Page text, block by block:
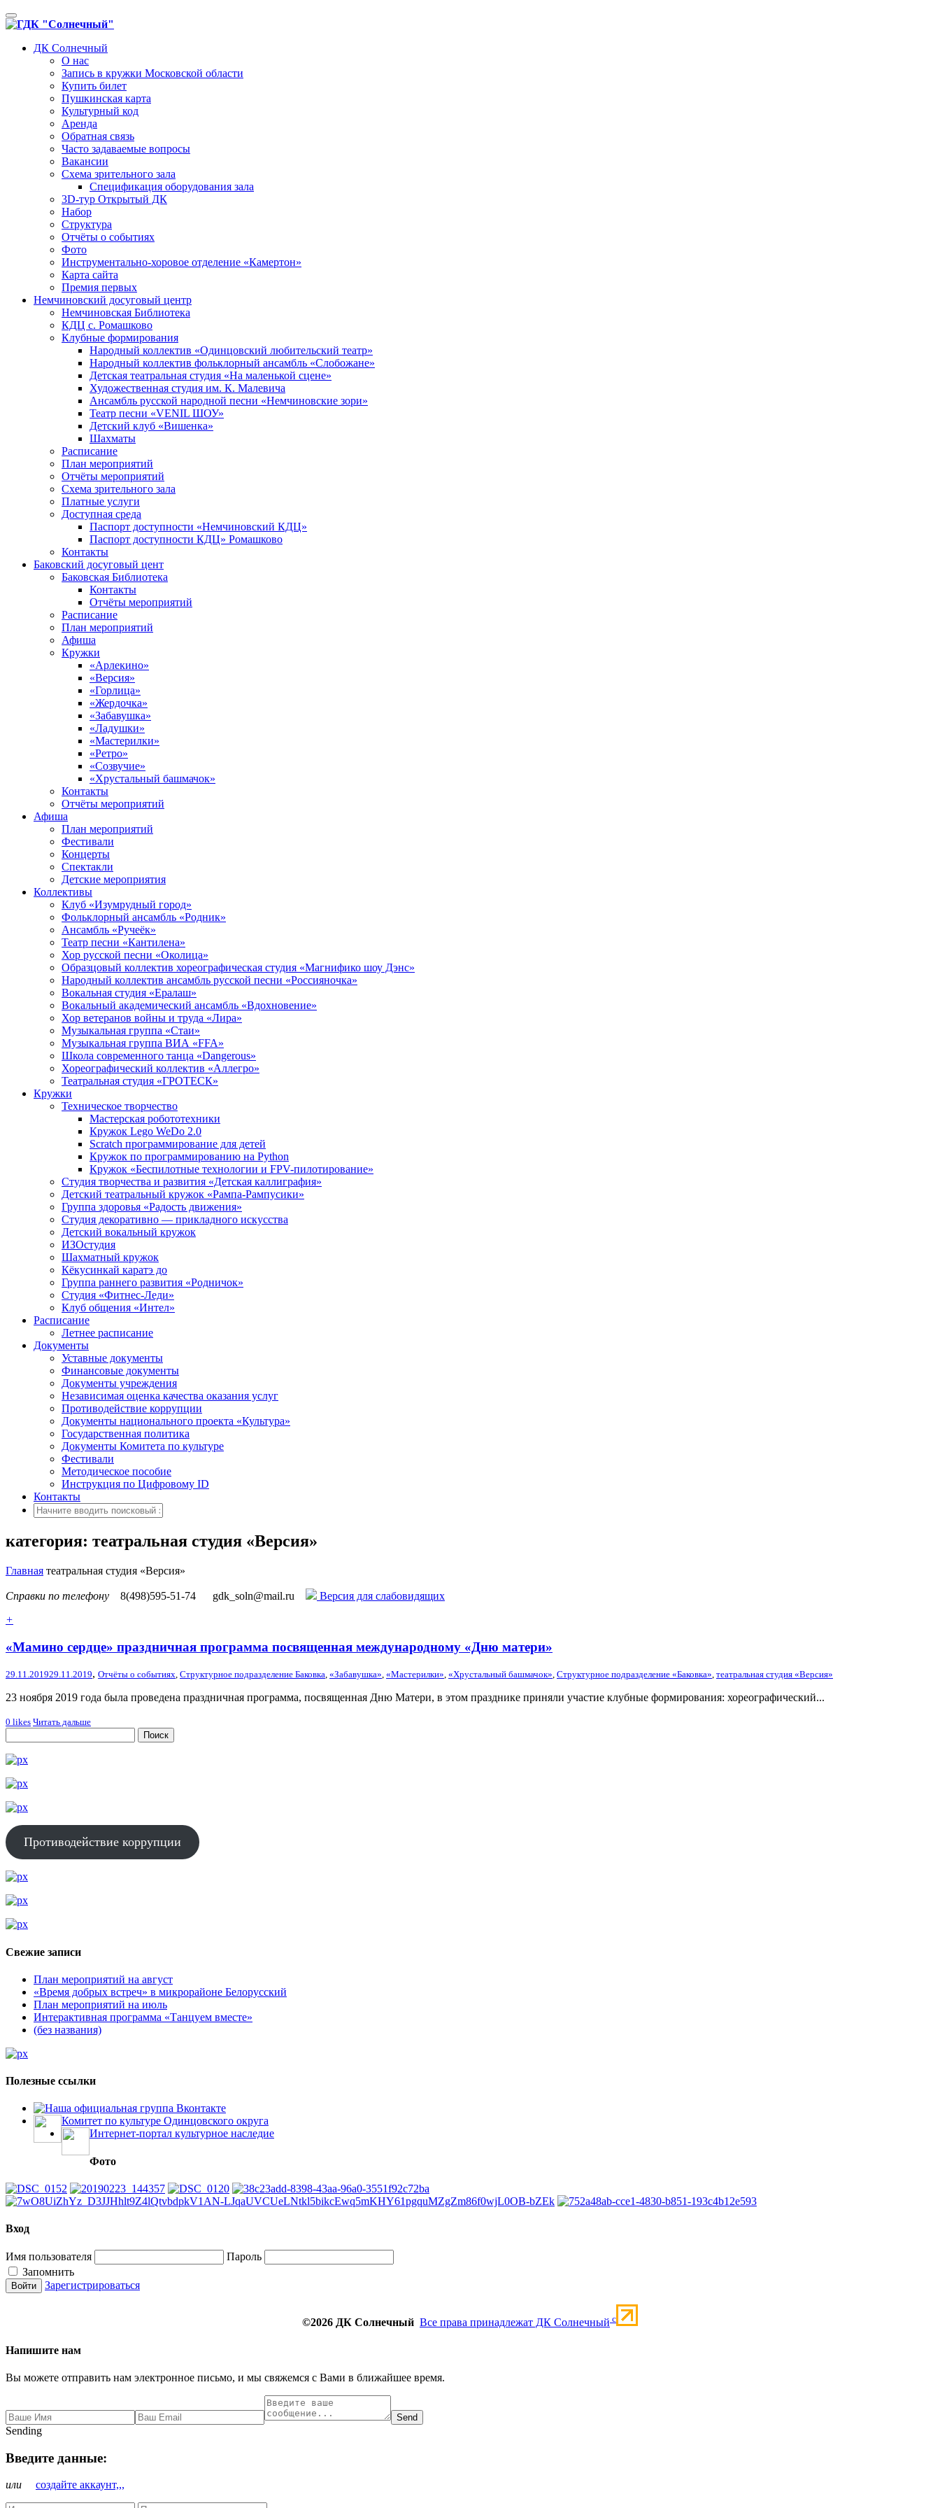
Toggle
navigation
ДК Солнечный
О нас
Запись в кружки Московской области
Купить билет
Пушкинская карта
Культурный код
Аренда
Обратная связь
Часто задаваемые вопросы
Вакансии
Схема зрительного зала
Спецификация оборудования зала
3D-тур Открытый ДК
Набор
Структура
Отчёты о событиях
Фото
Инструментально-хоровое отделение «Камертон»
Карта сайта
Премия первых
Немчиновский досуговый центр
Немчиновская Библиотека
КДЦ с. Ромашково
Клубные формирования
Народный коллектив «Одинцовский любительский театр»
Народный коллектив фольклорный ансамбль «Слобожане»
Детская театральная студия «На маленькой сцене»
Художественная студия им. К. Малевича
Ансамбль русской народной песни «Немчиновские зори»
Театр песни «VENIL ШОУ»
Детский клуб «Вишенка»
Шахматы
Расписание
План мероприятий
Отчёты мероприятий
Схема зрительного зала
Платные услуги
Доступная среда
Паспорт доступности «Немчиновский КДЦ»
Паспорт доступности КДЦ» Ромашково
Контакты
Баковский досуговый цент
Баковская Библиотека
Контакты
Отчёты мероприятий
Расписание
План мероприятий
Афиша
Кружки
«Арлекино»
«Версия»
«Горлица»
«Жердочка»
«Забавушка»
«Ладушки»
«Мастерилки»
«Ретро»
«Созвучие»
«Хрустальный башмачок»
Контакты
Отчёты мероприятий
Афиша
План мероприятий
Фестивали
Концерты
Спектакли
Детские мероприятия
Коллективы
Клуб «Изумрудный город»
Фольклорный ансамбль «Родник»
Ансамбль «Ручеёк»
Театр песни «Кантилена»
Хор русской песни «Околица»
Образцовый коллектив хореографическая студия «Магнифико шоу Дэнс»
Народный коллектив ансамбль русской песни «Россияночка»
Вокальная студия «Ералаш»
Вокальный академический ансамбль «Вдохновение»
Хор ветеранов войны и труда «Лира»
Музыкальная группа «Стаи»
Музыкальная группа ВИА «FFA»
Школа современного танца «Dangerous»
Хореографический коллектив «Аллегро»
Театральная студия «ГРОТЕСК»
Кружки
Техническое творчество
Мастерская робототехники
Кружок Lego WeDo 2.0
Scratch программирование для детей
Кружок по программированию на Python
Кружок «Беспилотные технологии и FPV-пилотирование»
Студия творчества и развития «Детская каллиграфия»
Детский театральный кружок «Рампа-Рампусики»
Группа здоровья «Радость движения»
Студия декоративно — прикладного искусства
Детский вокальный кружок
ИЗОстудия
Шахматный кружок
Кёкусинкай каратэ до
Группа раннего развития «Родничок»
Cтудия «Фитнес-Леди»
Клуб общения «Интел»
Расписание
Летнее расписание
Документы
Уставные документы
Финансовые документы
Документы учреждения
Независимая оценка качества оказания услуг
Противодействие коррупции
Документы национального проекта «Культура»
Государственная политика
Документы Комитета по культуре
Фестивали
Методическое пособие
Инструкция по Цифровому ID
Контакты
категория: театральная студия «Версия»
Главная театральная студия «Версия»
Справки по телефону 8(498)595-51-74 gdk_soln@mail.ru
Версия для слабовидящих
+
«Мамино сердце» праздничная программа посвященная международному «Дню матери»
29.11.201929.11.2019, Отчёты о событиях, Структурное подразделение Баковка, «Забавушка», «Мастерилки», «Хрустальный башмачок», Структурное подразделение «Баковка», театральная студия «Версия»
23 ноября 2019 года была проведена праздничная программа, посвященная Дню Матери, в этом празднике приняли участие клубные формирования: хореографический...
0 likes Читать дальше
Противодействие коррупции
Свежие записи
План мероприятий на август
«Время добрых встреч» в микрорайоне Белорусский
План мероприятий на июль
Интерактивная программа «Танцуем вместе»
(без названия)
Полезные ссылки
Наша официальная группа Вконтакте
Комитет по культуре Одинцовского округа
Интернет-портал культурное наследие
Фото
Вход
Имя пользователя
Пароль
Запомнить
Зарегистрироваться
©2026 ДК Солнечный Все права принадлежат ДК Солнечный c
Напишите нам
Вы можете отправить нам электронное письмо, и мы свяжемся с Вами в ближайшее время.
Send
Sending
Введите данные:
или создайте аккаунт,,,